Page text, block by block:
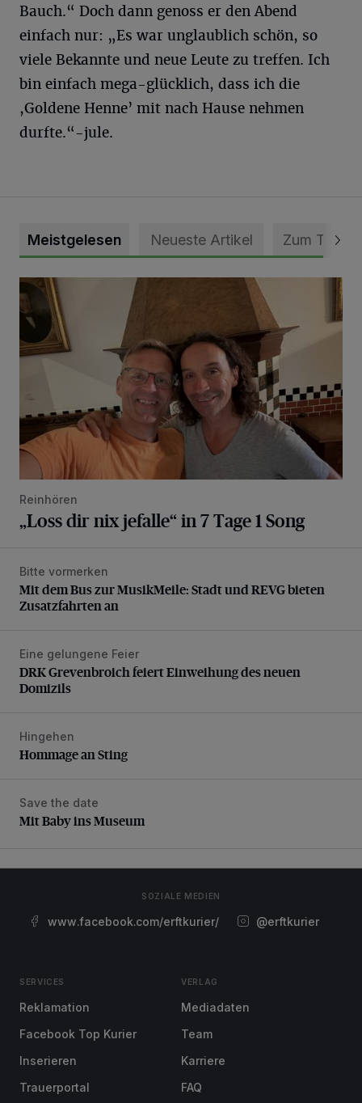
Bauch.“ Doch dann genoss er den Abend
einfach nur: „Es war unglaublich schön, so
viele Bekannte und neue Leute zu treffen. Ich
bin einfach mega-glücklich, dass ich die
,Goldene Henne’ mit nach Hause nehmen
durfte.“-jule.
Meistgelesen Neueste Artikel Zum Thema
„Loss dir nix jefalle“ in 7 Tage 1 Song
Reinhören
„Loss dir nix jefalle“ in 7 Tage 1 Song
Mit dem Bus zur MusikMeile: Stadt und REVG bieten
Bitte vormerken
Mit dem Bus zur MusikMeile: Stadt und REVG bieten
Zusatzfahrten an
DRK Grevenbroich feiert Einweihung des neuen Domizils
Eine gelungene Feier
DRK Grevenbroich feiert Einweihung des neuen
Domizils
Hommage an Sting
Hingehen
Hommage an Sting
Mit Baby ins Museum
Save the date
Mit Baby ins Museum
SOZIALE MEDIEN
www.facebook.com/erftkurier/ @erftkurier
SERVICES
Reklamation
Facebook Top Kurier
Inserieren
Trauerportal
VERLAG
Mediadaten
Team
Karriere
FAQ